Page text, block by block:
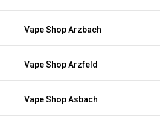
Vape Shop Arzbach
Vape Shop Arzfeld
Vape Shop Asbach